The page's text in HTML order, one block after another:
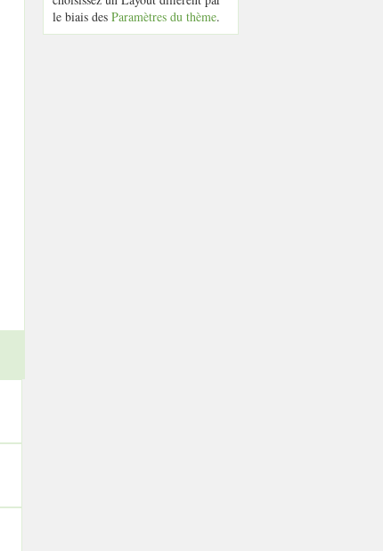
le biais des Paramètres du thème.